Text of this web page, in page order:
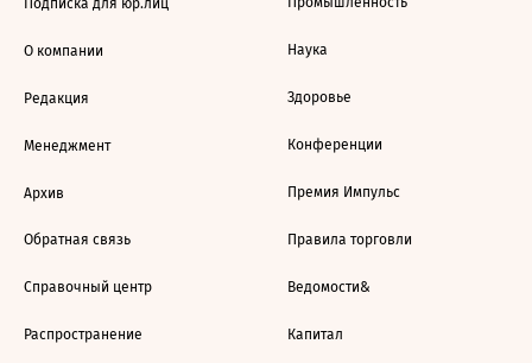
Подписка для юр.лиц
О компании
Редакция
Менеджмент
Архив
Обратная связь
Справочный центр
Распространение
Наука
Здоровье
Конференции
Премия Импульс
Правила торговли
Ведомости&
Капитал